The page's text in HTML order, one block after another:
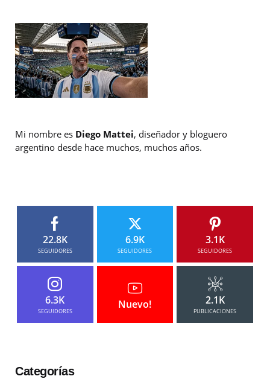
Mi nombre es Diego Mattei, diseñador y bloguero
argentino desde hace muchos, muchos años.
22.8K
SEGUIDORES
6.9K
SEGUIDORES
3.1K
SEGUIDORES
6.3K
SEGUIDORES
Nuevo! 2.1K
PUBLICACIONES
Categorías